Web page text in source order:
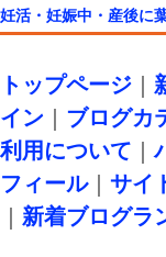
妊活・妊娠中・産後に
トップページ
イン
ブログカ
利用について ｜
フィール｜ サイ
新着ブログラ